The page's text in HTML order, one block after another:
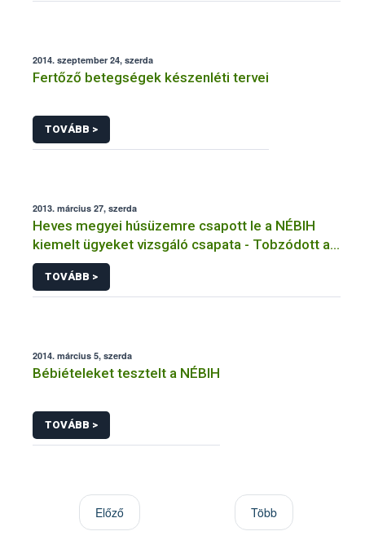
2014. szeptember 24, szerda
Fertőző betegségek készenléti tervei
TOVÁBB >
2013. március 27, szerda
Heves megyei húsüzemre csapott le a NÉBIH
kiemelt ügyeket vizsgáló csapata - Tobzódott a
szabálytalanságokban az alig három hónapja
újranyitott előállító hely
TOVÁBB >
2014. március 5, szerda
Bébiételeket tesztelt a NÉBIH
TOVÁBB >
Előző Több